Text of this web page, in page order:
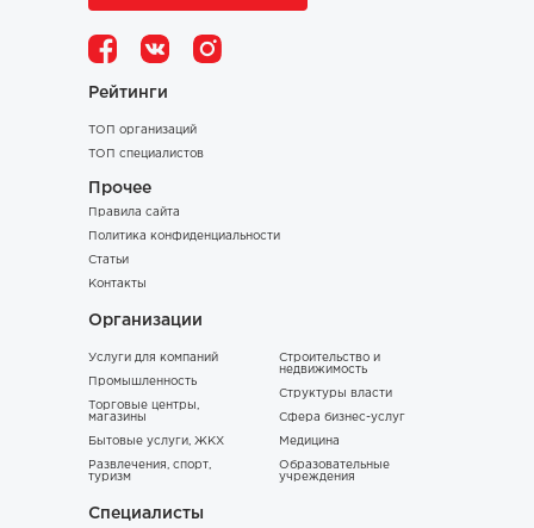
Рейтинги
ТОП организаций
ТОП специалистов
Прочее
Правила сайта
Политика конфиденциальности
Статьи
Контакты
Организации
Услуги для компаний
Промышленность
Торговые центры,
магазины
Бытовые услуги, ЖКХ
Развлечения, спорт,
туризм
Строительство и
недвижимость
Структуры власти
Сфера бизнес-услуг
Медицина
Образовательные
учреждения
Специалисты